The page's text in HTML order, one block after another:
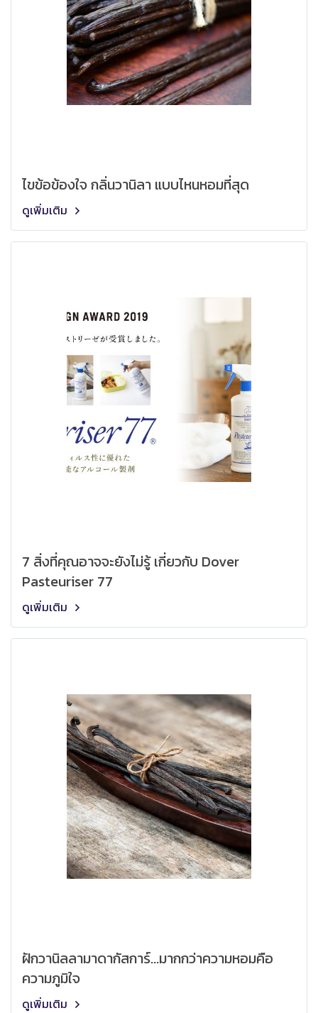
ไขข้อข้องใจ กลิ่นวานิลา แบบไหนหอมที่สุด
ดูเพิ่มเติม
7 สิ่งที่คุณอาจจะยังไม่รู้ เกี่ยวกับ Dover
Pasteuriser 77
ดูเพิ่มเติม
ฝักวานิลลามาดากัสการ์...มากกว่าความหอมคือ
ความภูมิใจ
ดูเพิ่มเติม